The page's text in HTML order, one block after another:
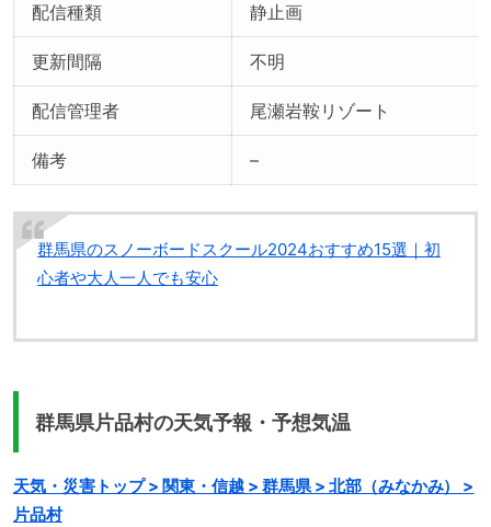
配信種類 静止画
更新間隔 不明
配信管理者 尾瀬岩鞍リゾート
備考 –
群馬県のスノーボードスクール2024おすすめ15選｜初
心者や大人一人でも安心
群馬県片品村の天気予報・予想気温
天気・災害トップ > 関東・信越 > 群馬県 > 北部（みなかみ） >
片品村